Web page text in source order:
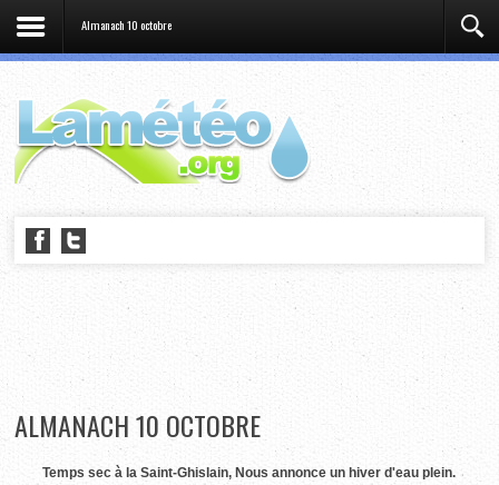
Almanach 10 octobre
ALMANACH 10 OCTOBRE
Temps sec à la Saint-Ghislain, Nous annonce un hiver d'eau plein.